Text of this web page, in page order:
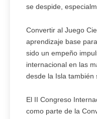
se despide,
Convertir al Juego
aprendizaje base
sido un empeño
internacional en las
desde la Isla también
El II Congreso
como parte de la